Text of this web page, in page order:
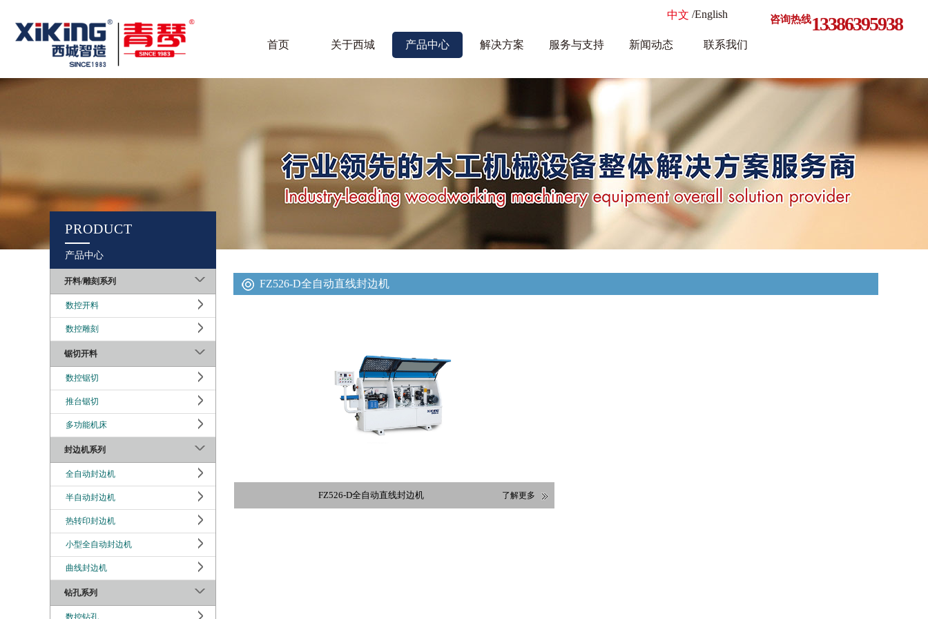
中文 /English
首页 关于西城 产品中心 解决方案 服务与支持 新闻动态 联系我们
咨询热线13386395938
PRODUCT
产品中心
开料/雕刻系列
数控开料
数控雕刻
锯切开料
数控锯切
推台锯切
多功能机床
封边机系列
全自动封边机
半自动封边机
热转印封边机
小型全自动封边机
曲线封边机
钻孔系列
数控钻孔
FZ526-D全自动直线封边机
FZ526-D全自动直线封边机 了解更多